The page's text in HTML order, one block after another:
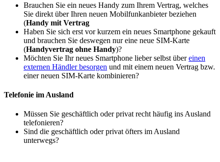
Brauchen Sie ein neues Handy zum Ihrem Vertrag, welches
Sie direkt über Ihren neuen Mobilfunkanbieter beziehen
(Handy mit Vertrag
Haben Sie sich erst vor kurzem ein neues Smartphone gekauft
und brauchen Sie deswegen nur eine neue SIM-Karte
(Handyvertrag ohne Handy)?
Möchten Sie Ihr neues Smartphone lieber selbst übereinen
externen Händler besorgen und mit einem neuen Vertrag bzw.
einer neuen SIM-Karte kombinieren?
Telefonie im Ausland
Müssen Sie geschäftlich oder privat recht häufig ins Ausland
telefonieren?
Sind die geschäftlich oder privat öfters im Ausland
unterwegs?